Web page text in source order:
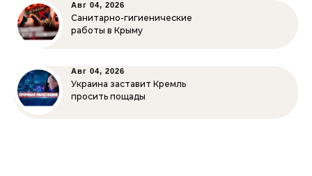
Авг 04, 2026
Санитарно-гигиенические
работы в Крыму
Авг 04, 2026
Украина заставит Кремль
просить пощады